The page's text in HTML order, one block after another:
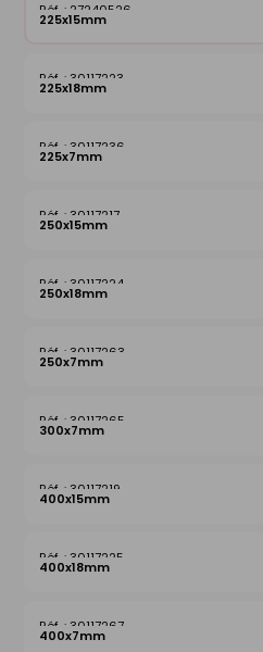
27240526
225x15mm
30117223
225x18mm
30117236
225x7mm
30117217
250x15mm
30117224
250x18mm
30117263
250x7mm
30117265
300x7mm
30117219
400x15mm
30117225
400x18mm
30117267
400x7mm